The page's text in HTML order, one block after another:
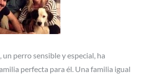
perro sensible y especial, ha
perfecta para él. Una familia igual